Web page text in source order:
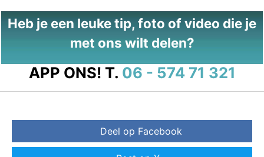
Heb je een leuke tip, foto of video die je
met ons wilt delen?
APP ONS! T. 06 - 574 71 321
Deel op Facebook